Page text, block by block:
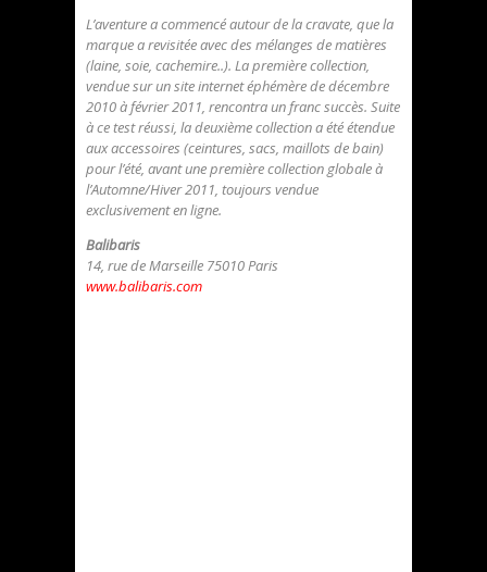
L’aventure a commencé autour de la cravate, que la
marque a revisitée avec des mélanges de matières
(laine, soie, cachemire..). La première collection,
vendue sur un site internet éphémère de décembre
2010 à février 2011, rencontra un franc succès. Suite
à ce test réussi, la deuxième collection a été étendue
aux accessoires (ceintures, sacs, maillots de bain)
pour l’été, avant une première collection globale à
l’Automne/Hiver 2011, toujours vendue
exclusivement en ligne.
Balibaris
14, rue de Marseille 75010 Paris
www.balibaris.com